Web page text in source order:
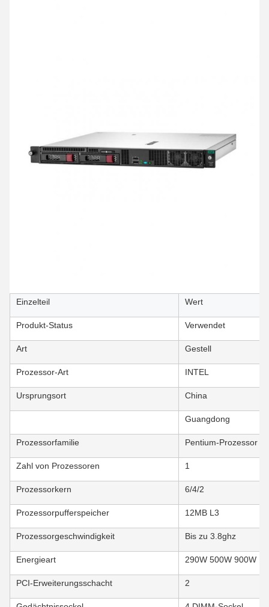
Einzelteil Wert
Produkt-Status Verwendet
Art Gestell
Prozessor-Art INTEL
Ursprungsort China
Guangdong
Prozessorfamilie Pentium-Prozessor
Zahl von Prozessoren 1
Prozessorkern 6/4/2
Prozessorpufferspeicher 12MB L3
Prozessorgeschwindigkeit Bis zu 3.8ghz
Energieart 290W 500W 900W
PCI-Erweiterungsschacht 2